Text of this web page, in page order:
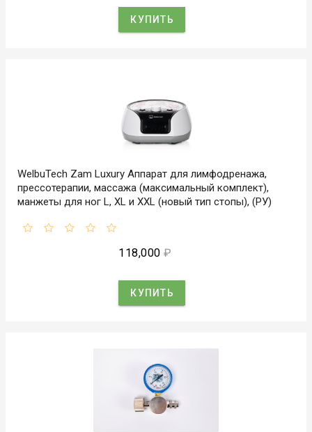
КУПИТЬ
WelbuTech Zam Luxury Аппарат для лимфодренажа,
прессотерапии, массажа (максимальный комплект),
манжеты для ног L, XL и XXL (новый тип стопы), (РУ)
118,000 ₽
КУПИТЬ